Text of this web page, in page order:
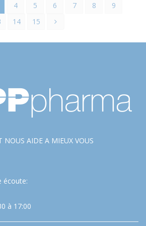
4 5 6 7 8
9
14 15
NOUS AIDE A MIEUX VOUS
écoute:
à 17:00